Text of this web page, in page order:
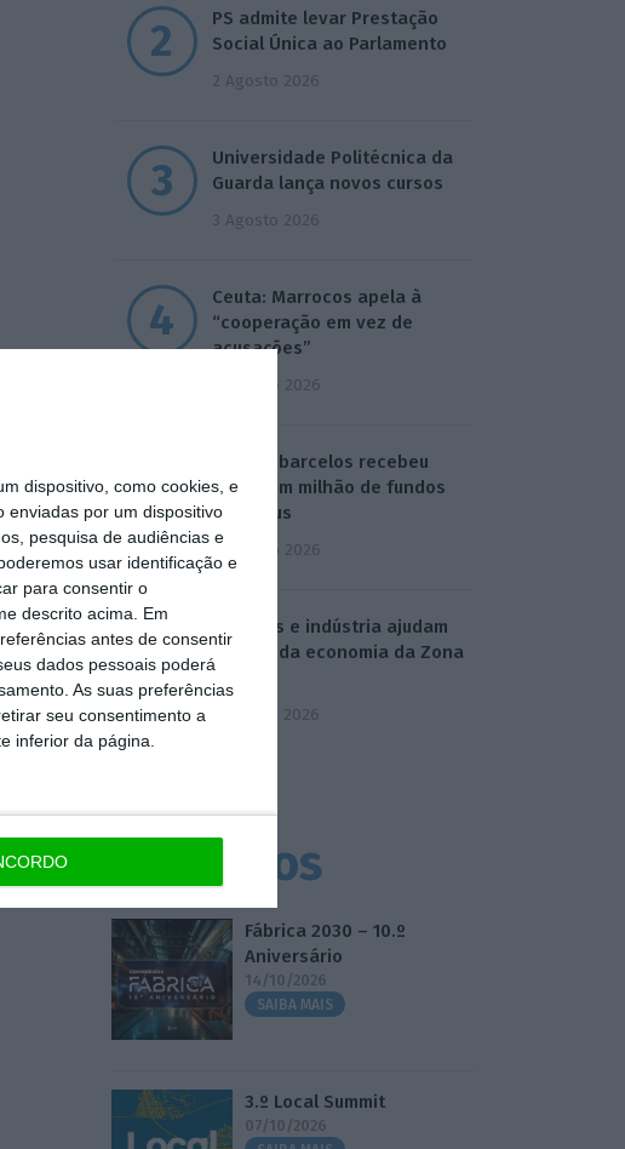
dispositivo, como cookies, e
enviadas por um dispositivo
pesquisa de audiências e
usar identificação e
para consentir o
descrito acima. Em
antes de consentir
dados pessoais poderá
As suas preferências
seu consentimento a
inferior da página.
PS admite levar Prestação
Social Única ao Parlamento
2 Agosto 2026
Universidade Politécnica da
Guarda lança novos cursos
3 Agosto 2026
Ceuta: Marrocos apela à
“cooperação em vez de
acusações”
4 Agosto 2026
Construbarcelos recebeu
quase um milhão de fundos
europeus
4 Agosto 2026
Serviços e indústria ajudam
retoma da economia da Zona
5 Agosto 2026
Eventos
Fábrica 2030 – 10.º
Aniversário
14/10/2026
SAIBA MAIS
3.º Local Summit
07/10/2026